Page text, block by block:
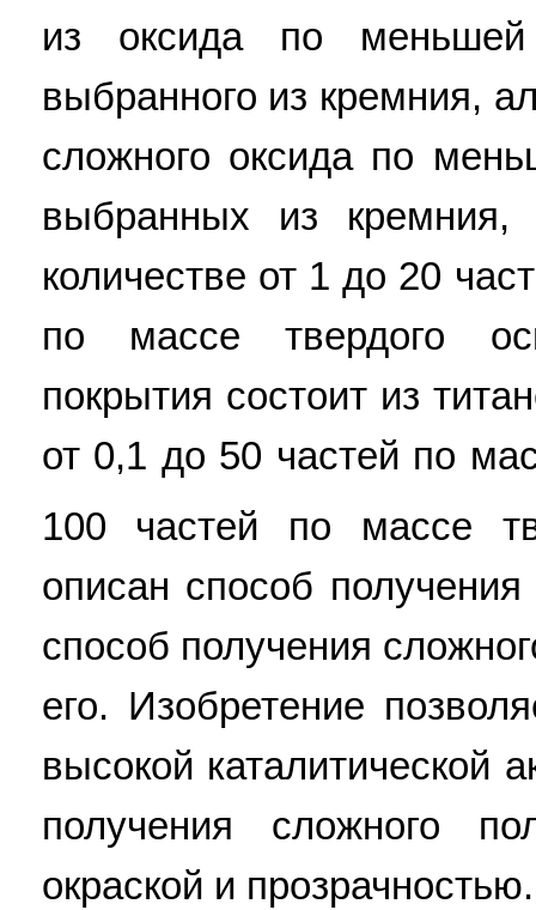
из оксида по
выбранного из кремния,
сложного оксида по
выбранных из
количестве от 1 до 20
по массе твердого
покрытия состоит из
от 0,1 до 50 частей по
100 частей по массе
описан способ получения
способ получения
его. Изобретение
высокой каталитической
получения сложного
окраской и